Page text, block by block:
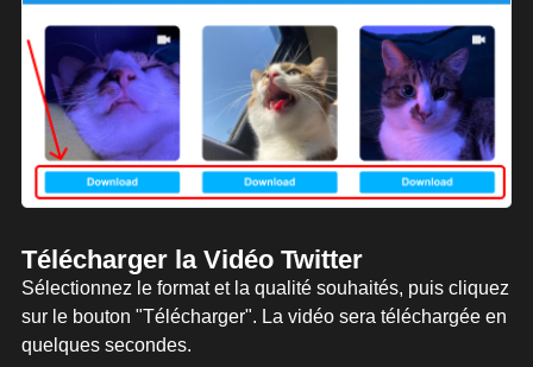
Télécharger la Vidéo Twitter
Sélectionnez le format et la qualité souhaités, puis cliquez
sur le bouton "Télécharger". La vidéo sera téléchargée en
quelques secondes.